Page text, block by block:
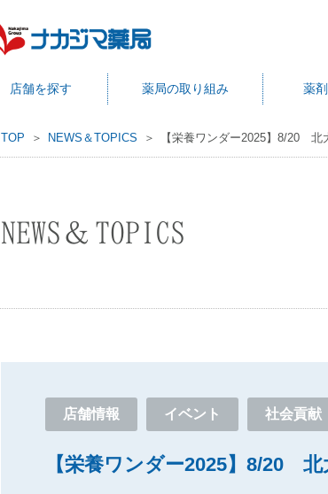
店舗を探す 薬局の取り組み 薬
TOP NEWS＆TOPICS 【栄養ワンダー2025】8/20 北
NEWS＆TOPICS
店舗情報 イベント 社会貢献
【栄養ワンダー2025】8/20 北